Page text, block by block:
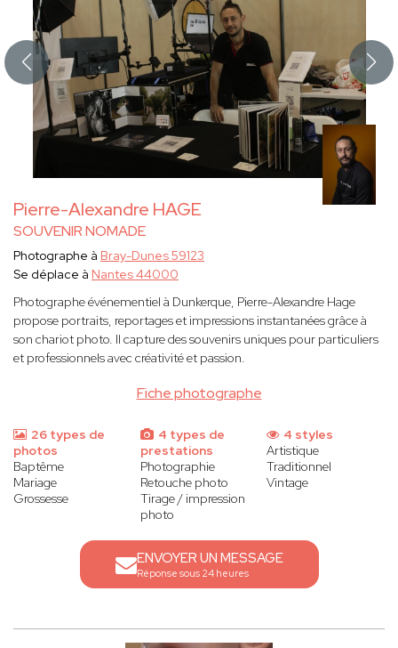
Pierre-Alexandre HAGE
SOUVENIR NOMADE
Fiche photographe
Photographe à Bray-Dunes 59123
Se déplace à Nantes 44000
Photographe événementiel à Dunkerque, Pierre-Alexandre Hage
propose portraits, reportages et impressions instantanées grâce à
son chariot photo. Il capture des souvenirs uniques pour particuliers
et professionnels avec créativité et passion.
26 types de
photos
Baptême
Mariage
Grossesse
4 types de
prestations
Photographie
Retouche photo
Tirage / impression
photo
4 styles
Artistique
Traditionnel
Vintage
ENVOYER UN MESSAGE
Réponse sous 24 heures